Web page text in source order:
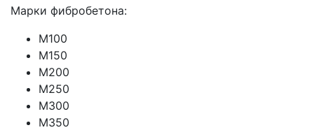
Марки фибробетона:
М100
М150
М200
М250
М300
М350